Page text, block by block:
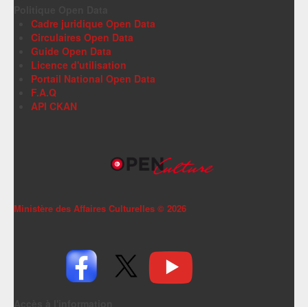
Cadre juridique Open Data
Circulaires Open Data
Guide Open Data
Licence d'utilisation
Portail National Open Data
F.A.Q
API CKAN
Ministère des Affaires Culturelles © 2026